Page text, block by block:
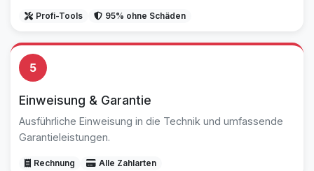
Profi-Tools 95% ohne Schäden
5
Einweisung & Garantie
Ausführliche Einweisung in die Technik und umfassende
Garantieleistungen.
Rechnung Alle Zahlarten